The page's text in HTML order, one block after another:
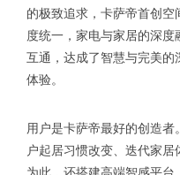
的极致追求，卡萨帝首创
度统一，家电与家居的深
互通，达成了智慧与完美
体验。
用户是卡萨帝最好的创造
户起居习惯改变、迭代家居